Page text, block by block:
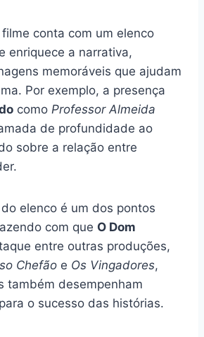
conta com um elenco
enriquece a narrativa,
memoráveis que ajudam
Por exemplo, a presença
como Professor Almeida
de profundidade ao
sobre a relação entre
elenco é um dos pontos
com que O Dom
entre outras produções,
Chefão e Os Vingadores,
também desempenham
o sucesso das histórias.